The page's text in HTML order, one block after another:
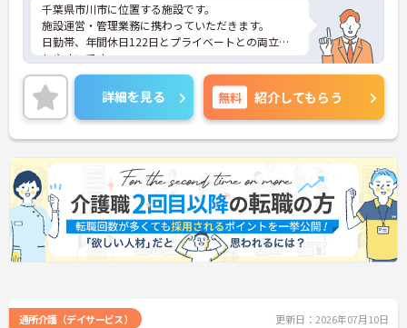
千葉県市川市に位置する施設です。
施設運営・管理業務に携わっていただきます。
日勤帯、年間休日122日とプライベートとの両立も
しやすいです。
大手法人が母体で福利厚生も手厚いです。
ご興味ある方には、面接対策ポイントなど、さらに
詳細をお話しいたしますのでお気軽にご相談くださ
い！
詳細を見る 無料 紹介してもらう
通所介護（デイサービス） 更新日：2026年07月10日